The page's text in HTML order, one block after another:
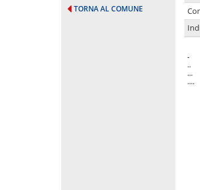
TORNA AL COMUNE
-
..
...
....